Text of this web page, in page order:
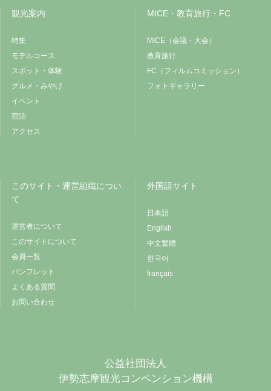
観光案内
特集
モデルコース
スポット・体験
グルメ・みやげ
イベント
宿泊
アクセス
MICE・教育旅行・FC
MICE（会議・大会）
教育旅行
FC（フィルムコミッション）
フォトギャラリー
このサイト・運営組織につい
て
運営者について
このサイトについて
会員一覧
パンフレット
よくある質問
お問い合わせ
外国語サイト
日本語
English
中文繁體
한국어
français
公益社団法人
伊勢志摩観光コンベンション機構